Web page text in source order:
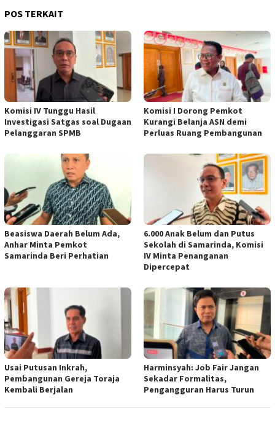
POS TERKAIT
Komisi IV Tunggu Hasil
Investigasi Satgas soal Dugaan
Pelanggaran SPMB
Komisi I Dorong Pemkot
Kurangi Belanja ASN demi
Perluas Ruang Pembangunan
Beasiswa Daerah Belum Ada,
Anhar Minta Pemkot
Samarinda Beri Perhatian
6.000 Anak Belum dan Putus
Sekolah di Samarinda, Komisi
IV Minta Penanganan
Dipercepat
Usai Putusan Inkrah,
Pembangunan Gereja Toraja
Kembali Berjalan
Harminsyah: Job Fair Jangan
Sekadar Formalitas,
Pengangguran Harus Turun